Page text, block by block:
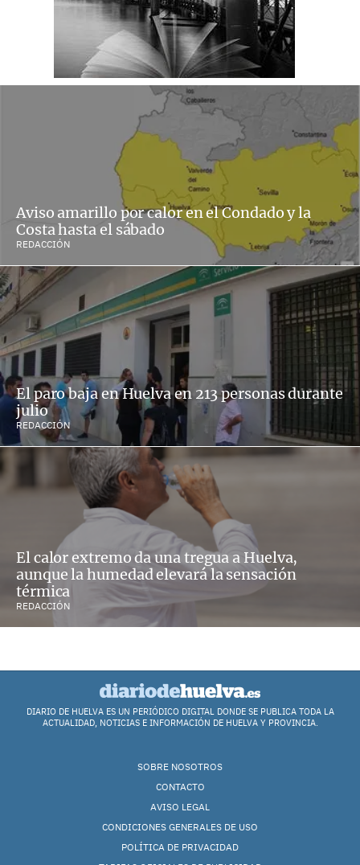
Aviso amarillo por calor en el Condado y la
Costa hasta el sábado
REDACCIÓN
El paro baja en Huelva en 213 personas durante
julio
REDACCIÓN
El calor extremo da una tregua a Huelva,
aunque la humedad elevará la sensación
térmica
REDACCIÓN
DIARIO DE HUELVA ES UN PERIÓDICO DIGITAL DONDE SE PUBLICA TODA LA
ACTUALIDAD, NOTICIAS E INFORMACIÓN DE HUELVA Y PROVINCIA.
SOBRE NOSOTROS
CONTACTO
AVISO LEGAL
CONDICIONES GENERALES DE USO
POLÍTICA DE PRIVACIDAD